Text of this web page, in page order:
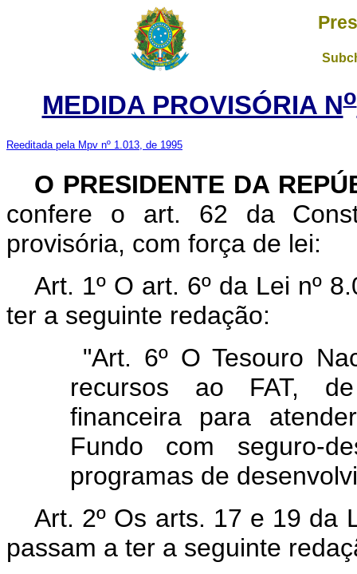
MEDIDA PROVISÓRIA No
Reeditada pela Mpv nº 1.013, de 1995
O PRESIDENTE DA
confere o art. 62 da
provisória, com força de lei:
Art. 1º O art. 6º da Lei nº
ter a seguinte redação:
"Art. 6º O Tesouro
recursos ao FAT,
financeira para
Fundo com seguro-
programas de
Art. 2º Os arts. 17 e 19 da
passam a ter a seguinte